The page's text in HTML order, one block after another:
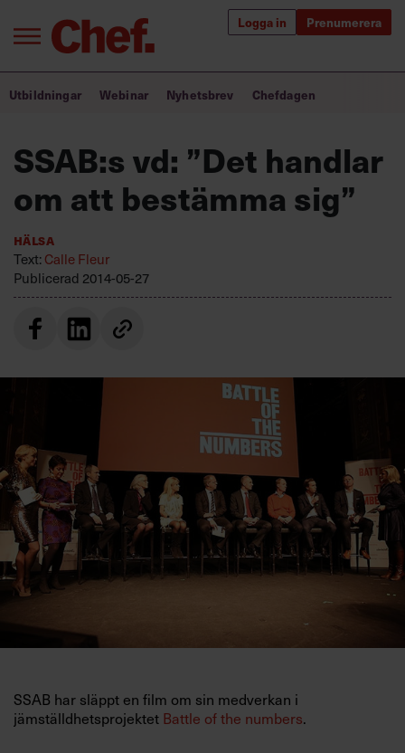
Logga in Prenumerera
Prenumerera
Annonsera
Kontakta oss
Villkor och policy för
personuppgiftsbehandling
Sök
efter:
Bra ledare förändrar världen
Utbildning för ledare
Chefakademin+
Populära utbildningar
Utbildningar Webinar Nyhetsbrev Chefdagen
SSAB:s vd: ”Det handlar
om att bestämma sig”
Hälsa
Text:Calle Fleur
Publicerad 2014-05-27
SSAB har släppt en film om sin medverkan i
jämställdhetsprojektet Battle of the numbers.